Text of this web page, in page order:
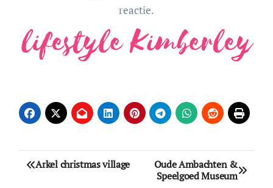
reactie.
Bericht
Arkel christmas village
Oude Ambachten &
Speelgoed Museum